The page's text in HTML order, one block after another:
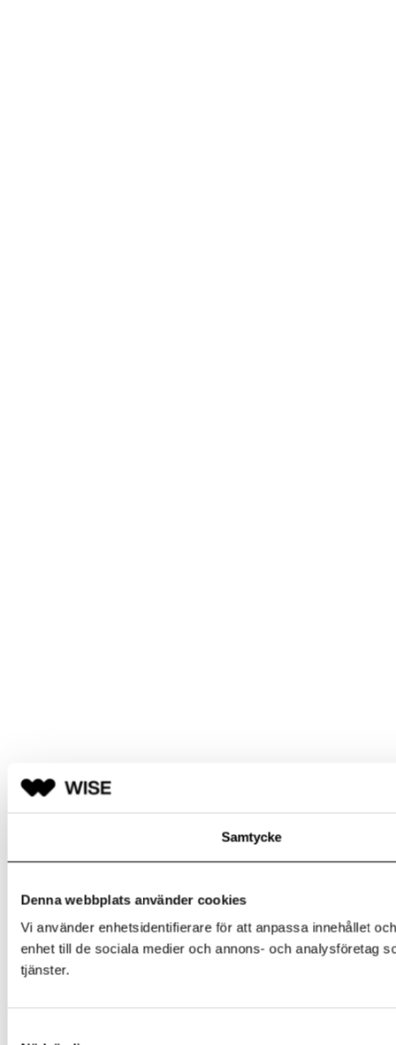
Samtycke
Denna webbplats använder cookies
Vi använder enhetsidentifierare för att anpassa innehållet
enhet till de sociala medier och annons- och analysföretag
tjänster.